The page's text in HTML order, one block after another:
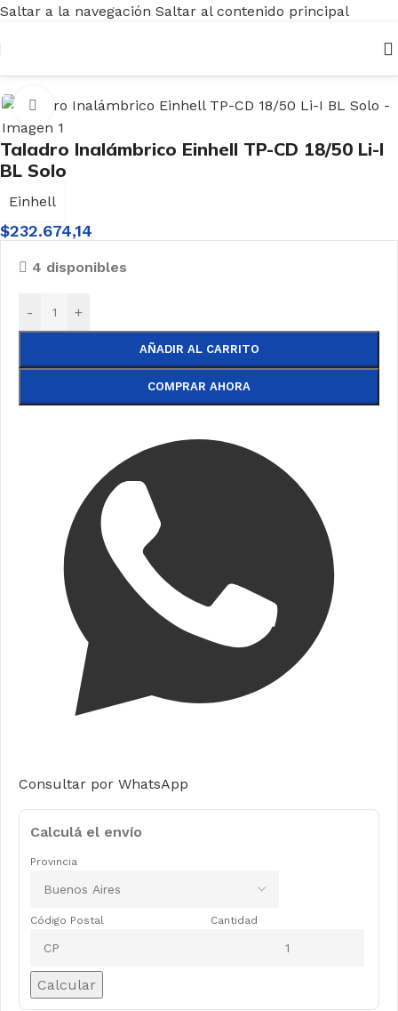
Saltar a la navegación Saltar al contenido principal
Haga clic para ampliar
Taladro Inalámbrico Einhell TP-CD 18/50 Li-I
BL Solo
Einhell
$232.674,14
4 disponibles
- +
AÑADIR AL CARRITO
COMPRAR AHORA
Consultar por WhatsApp
Calculá el envío
Provincia
Código Postal Cantidad
Calcular